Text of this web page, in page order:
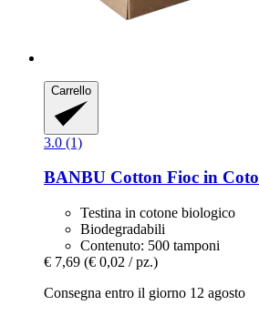
Carrello
3.0 (1)
BANBU Cotton Fioc in
Testina in cotone biologico
Biodegradabili
Contenuto: 500 tamponi
€ 7,69 (€ 0,02 / pz.)
Consegna entro il giorno 12 agosto